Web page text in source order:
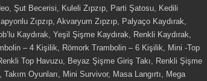
Şut Becerisi, Kuleli Zıpzıp, Parti Şatosu, Kedili
Zıpzıp, Akvaryum Zıpzıp, Palyaço Kaydırak,
Kaydırak, Yeşil Şişme Kaydırak, Renkli Kaydırak,
– 4 Kişilik, Römork Trambolin – 6 Kişilik, Mini -Top
Top Havuzu, Beyaz Şişme Giriş Takı, Renkli Şişme
Takım Oyunları, Mini Survivor, Masa Langırtı, Mega